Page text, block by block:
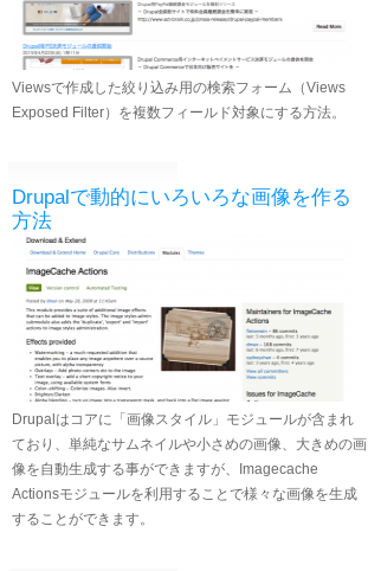
Viewsで作成した絞り込み用の検索フォーム（Views
Exposed Filter）を複数フィールド対象にする方法。
Drupalで動的にいろいろな画像を作る
方法
Drupalはコアに「画像スタイル」モジュールが含まれ
ており、単純なサムネイルや小さめの画像、大きめの画
像を自動生成する事ができますが、Imagecache
Actionsモジュールを利用することで様々な画像を生成
することができます。